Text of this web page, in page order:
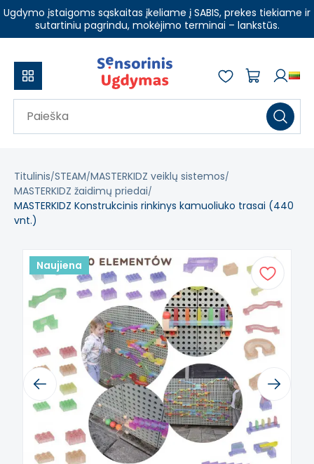
Ugdymo įstaigoms sąskaitas įkeliame į SABIS, prekes tiekiame ir
sutartiniu pagrindu, mokėjimo terminai – lankstūs.
Titulinis STEAM MASTERKIDZ veiklų sistemos
MASTERKIDZ žaidimų priedai
MASTERKIDZ Konstrukcinis rinkinys kamuoliuko trasai (440
vnt.)
Naujiena
Previous Next